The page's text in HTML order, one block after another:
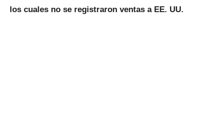
los cuales no se registraron ventas a EE. UU.